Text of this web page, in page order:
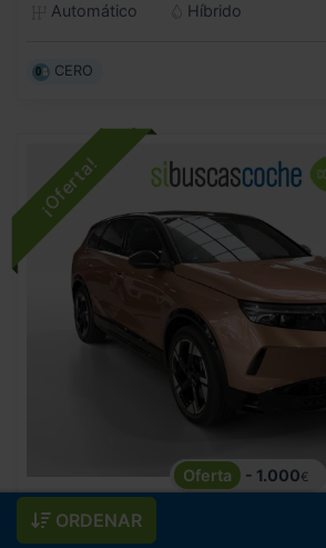
ORDENAR
Automático
Híbrido
CERO
- 1.000€
OPEL GRANDLAND
1.6T PLUG IN HYBRID EDCT7 S/S GS